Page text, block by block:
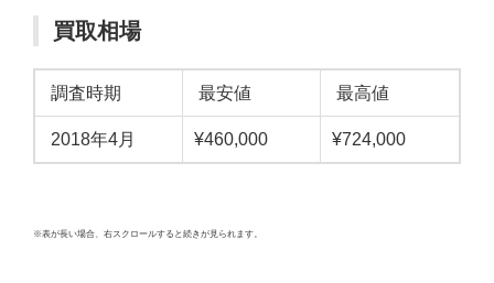
買取相場
調査時期 最安値 最高値
2018年4月 ¥460,000 ¥724,000
※表が長い場合、右スクロールすると続きが見られます。